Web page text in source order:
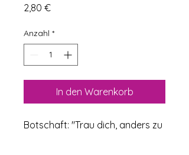
2,80 €Preis
Anzahl *
In den Warenkorb
Botschaft: "Trau dich, anders zu